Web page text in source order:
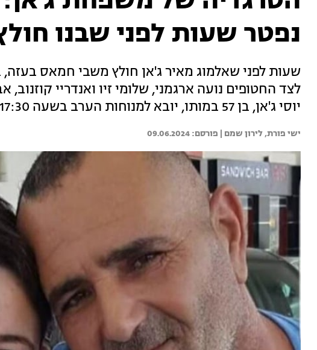
נפטר שעות לפני שבנו
שעות לפני שאלמוג מאיר ג'אן חולץ משבי חמאס בעזה,
לצד החטופים נועה ארגמני, שלומי זיו ואנדריי קוזנוב,
יוסי ג'אן, בן 57 במותו, יובא למנוחות הערב בשעה 17:30 בבית העלמין נווה ימין
ישי פורת, לירון שמם | 09.06.2024